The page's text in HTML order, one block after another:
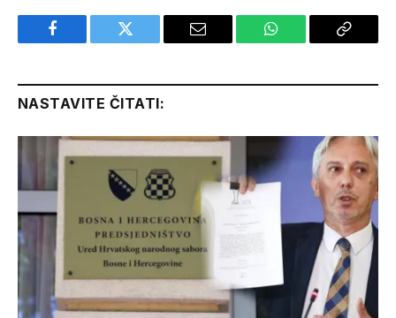
Facebook Twitter Email WhatsApp Copy
NASTAVITE ČITATI: